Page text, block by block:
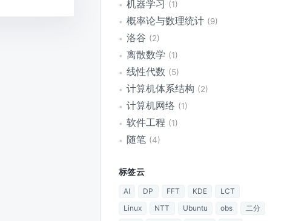
机器学习 1
概率论与数理统计 9
洛谷 2
离散数学 1
线性代数 5
计算机体系结构 2
计算机网络 1
软件工程 1
随笔 4
标签云
AI DP FFT KDE
LCT
Linux
NTT Ubuntu obs
二分